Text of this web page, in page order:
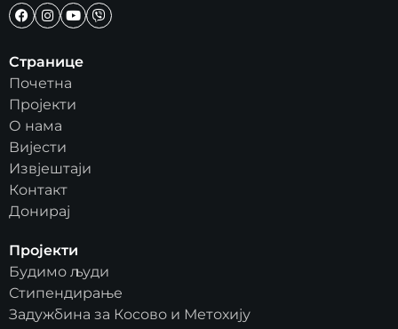
Странице
Почетна
Пројекти
О нама
Вијести
Извјештаји
Контакт
Донирај
Пројекти
Будимо људи
Стипендирање
Задужбина за Косово и Метохију